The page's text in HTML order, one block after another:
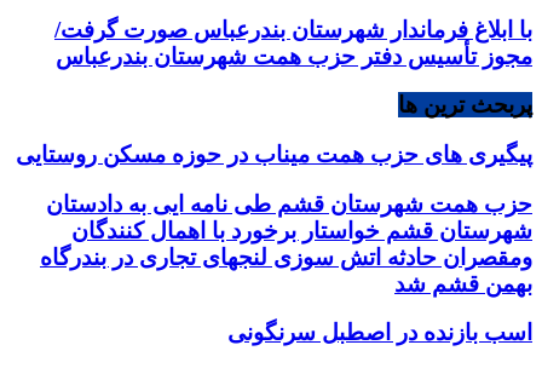
با ابلاغ فرماندار شهرستان بندرعباس صورت گرفت/
مجوز تأسیس دفتر حزب همت شهرستان بندرعباس
پربحث ترین ها
پیگیری های حزب همت میناب در حوزه مسکن روستایی
حزب همت شهرستان قشم طی نامه ایی به دادستان
شهرستان قشم خواستار برخورد با اهمال کنندگان
ومقصران حادثه اتش سوزی لنجهای تجاری در بندرگاه
بهمن قشم شد
اسب بازنده در اصطبل سرنگونی